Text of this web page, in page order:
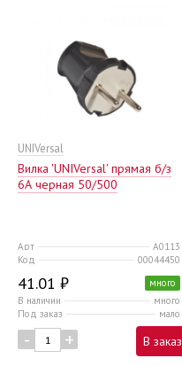
UNIVersal
Вилка 'UNIVersal' прямая б/з
6А черная 50/500
Арт
А0113
Код
00044450
41.01 ₽
много
В наличии
много
Под заказ
мало
- + В заказ